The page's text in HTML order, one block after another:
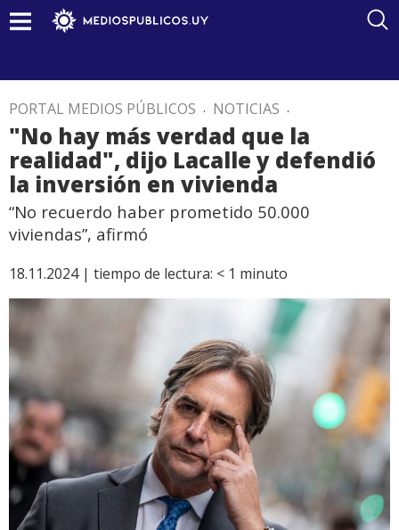
PORTAL MEDIOS PÚBLICOS . NOTICIAS .
"No hay más verdad que la
realidad", dijo Lacalle y defendió
la inversión en vivienda
“No recuerdo haber prometido 50.000
viviendas”, afirmó
18.11.2024 | tiempo de lectura: < 1 minuto